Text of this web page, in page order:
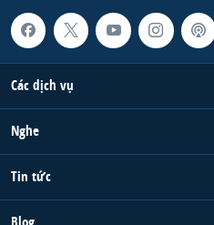
Các dịch vụ
Nghe
Tin tức